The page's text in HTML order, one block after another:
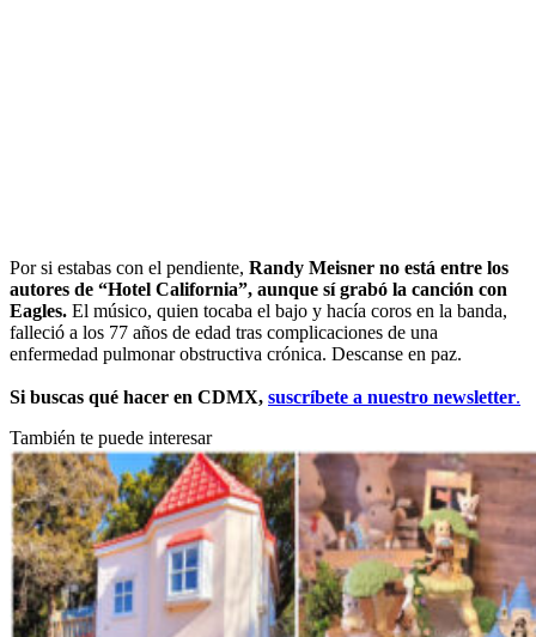
Por si estabas con el pendiente, Randy Meisner no está entre los
autores de “Hotel California”, aunque sí grabó la canción con
Eagles. El músico, quien tocaba el bajo y hacía coros en la banda,
falleció a los 77 años de edad tras complicaciones de una
enfermedad pulmonar obstructiva crónica. Descanse en paz.
Si buscas qué hacer en CDMX, suscríbete a nuestro newsletter.
También te puede interesar